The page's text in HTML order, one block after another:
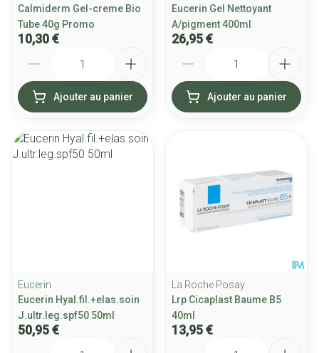
Calmiderm Gel-creme Bio
Tube 40g Promo
10,30 €
Ajouter au panier
Eucerin Gel Nettoyant
A/pigment 400ml
26,95 €
Ajouter au panier
Eucerin
Eucerin Hyal.fil.+elas.soin
J.ultr.leg.spf50 50ml
50,95 €
La Roche Posay
Lrp Cicaplast Baume B5
40ml
13,95 €